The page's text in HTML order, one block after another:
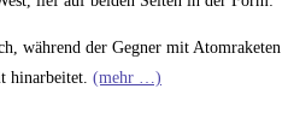
während der Gegner mit Atomraketen
hinarbeitet. (mehr …)